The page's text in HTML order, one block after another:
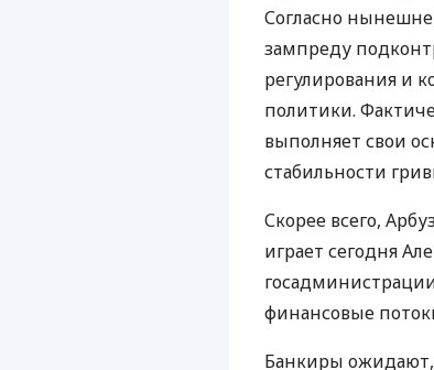
Согласно
зампреду
регулирования и
политики.
выполняет свои
стабильности
Скорее всего,
играет сегодня
финансовые
Банкиры